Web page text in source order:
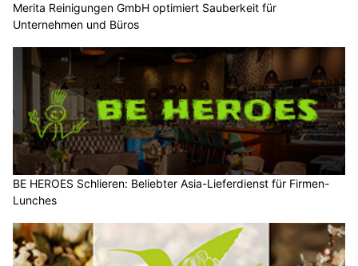
Merita Reinigungen GmbH optimiert Sauberkeit für
Unternehmen und Büros
BE HEROES Schlieren: Beliebter Asia-Lieferdienst für Firmen-
Lunches